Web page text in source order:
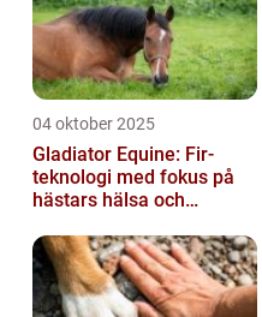
04 oktober 2025
Gladiator Equine: Fir-
teknologi med fokus på
hästars hälsa och